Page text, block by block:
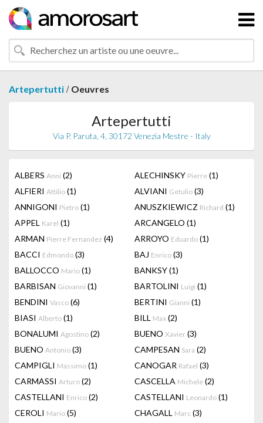
Artepertutti / Oeuvres
Artepertutti
Via P. Paruta, 4, 30172 Venezia Mestre - Italy
ALBERS Anni (2) ALECHINSKY Pierre (1)
ALFIERI Attilio (1) ALVIANI Getulio (3)
ANNIGONI Pietro (1) ANUSZKIEWICZ Richard (1)
APPEL Karel (1) ARCANGELO (1)
ARMAN Pierre Fernandez (4) ARROYO Eduardo (1)
BACCI Edmondo (3) BAJ Enrico (3)
BALLOCCO Mario (1) BANKSY(1)
BARBISAN Giovanni (1) BARTOLINI Luigi (1)
BENDINI Vasco (6) BERTINI Gianni (1)
BIASI Alberto (1) BILL Max (2)
BONALUMI Agostino (2) BUENO Xavier (3)
BUENO Antonio (3) CAMPESAN Sara (2)
CAMPIGLI Massimo (1) CANOGAR Rafael (3)
CARMASSI Arturo (2) CASCELLA Michele (2)
CASTELLANI Enrico (2) CASTELLANI Leonardo (1)
CEROLI Mario (5) CHAGALL Marc (3)